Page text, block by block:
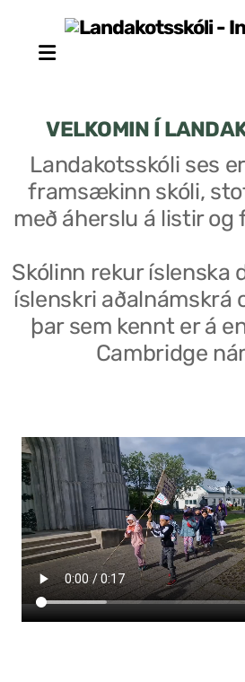
VELKOMIN Í
Landakotsskóli ses
framsækinn skóli,
með áherslu á listir
Skólinn rekur íslenska
íslenskri aðalnámskrá
þar sem kennt er á
Cambridge
Stjórn sjálfseignarstofnunar
Skólaráð
Fundargerðir skólaráðs
Stjórnendateymi
Skólareglur
Starfsáætlun
Frístund
Upplýsingar um innritun